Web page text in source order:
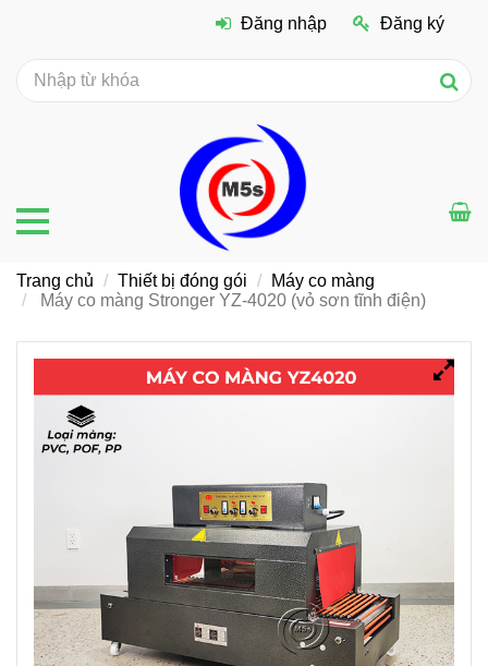
Đăng nhập Đăng ký
Trang chủ Thiết bị đóng gói
Máy co màng
Máy co màng Stronger YZ-4020 (vỏ sơn tĩnh điện)